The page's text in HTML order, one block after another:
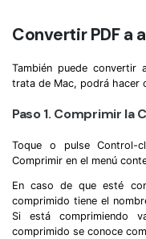
Convertir PDF a
También puede convertir
trata de Mac, podrá hacer
Paso 1. Comprimir la
Toque o pulse
Comprimir en el menú
En caso de que esté
comprimido tiene el
Si está comprimiendo
comprimido se conoce